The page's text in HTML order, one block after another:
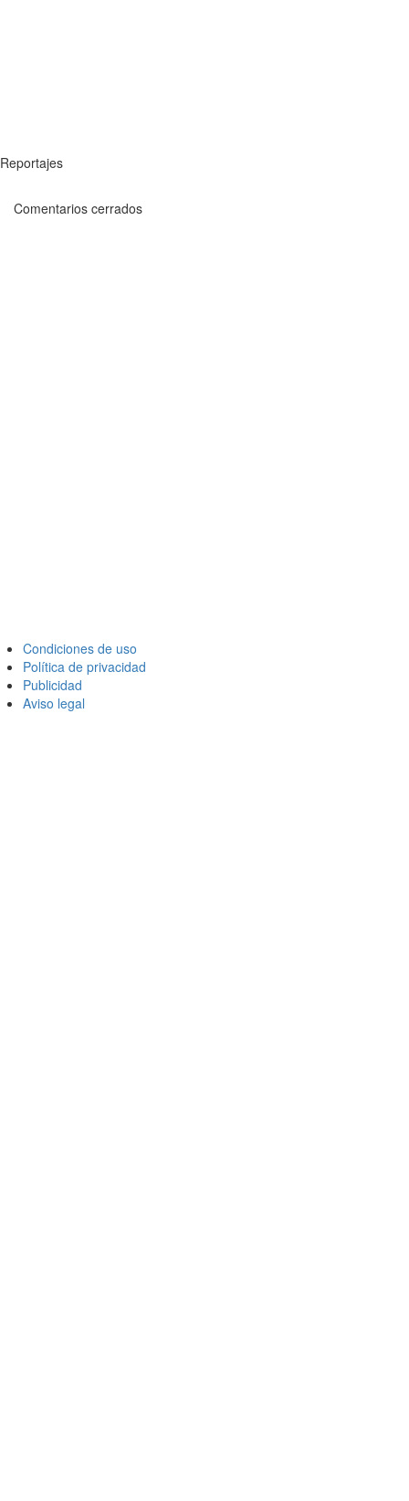
Reportajes
Comentarios cerrados
Condiciones de uso
Política de privacidad
Publicidad
Aviso legal